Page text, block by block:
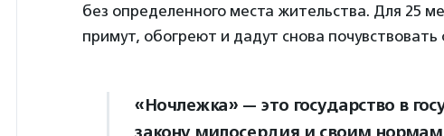
без определенного места жительства. Для 25
примут, обогреют и дадут снова
«Ночлежка» — это государство в